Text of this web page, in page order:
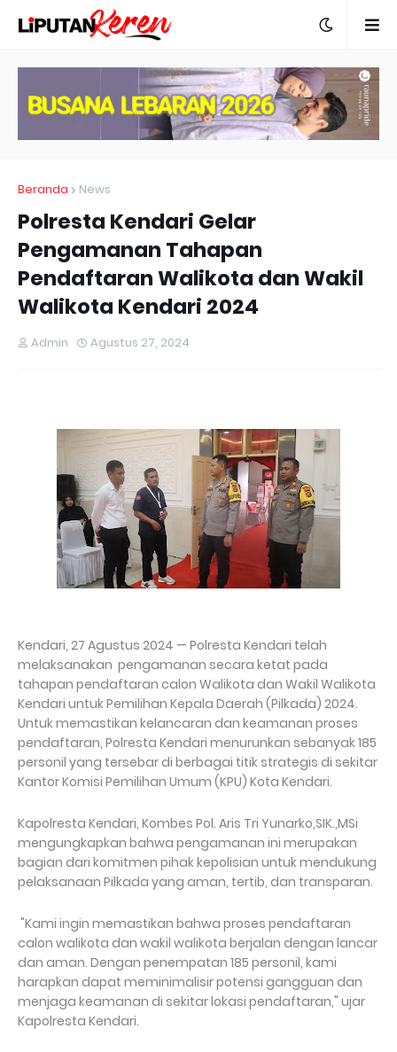
Beranda News
Polresta Kendari Gelar
Pengamanan Tahapan
Pendaftaran Walikota dan Wakil
Walikota Kendari 2024
Admin Agustus 27, 2024
Kendari, 27 Agustus 2024 — Polresta Kendari telah
melaksanakan pengamanan secara ketat pada
tahapan pendaftaran calon Walikota dan Wakil Walikota
Kendari untuk Pemilihan Kepala Daerah (Pilkada) 2024.
Untuk memastikan kelancaran dan keamanan proses
pendaftaran, Polresta Kendari menurunkan sebanyak 185
personil yang tersebar di berbagai titik strategis di sekitar
Kantor Komisi Pemilihan Umum (KPU) Kota Kendari.
Kapolresta Kendari, Kombes Pol. Aris Tri Yunarko,SIK.,MSi
mengungkapkan bahwa pengamanan ini merupakan
bagian dari komitmen pihak kepolisian untuk mendukung
pelaksanaan Pilkada yang aman, tertib, dan transparan.
"Kami ingin memastikan bahwa proses pendaftaran
calon walikota dan wakil walikota berjalan dengan lancar
dan aman. Dengan penempatan 185 personil, kami
harapkan dapat meminimalisir potensi gangguan dan
menjaga keamanan di sekitar lokasi pendaftaran," ujar
Kapolresta Kendari.